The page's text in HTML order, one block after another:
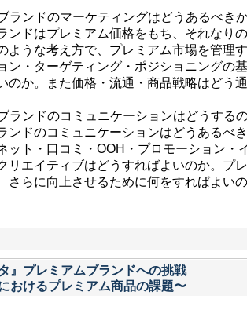
ランドのマーケティングはどうあるべき
ンドはプレミアム価格をもち、それなり
ような考え方で、プレミアム市場を管理
ン・ターゲティング・ポジショニングの
のか。また価格・流通・商品戦略はどう
ランドのコミュニケーションはどうする
ンドのコミュニケーションはどうあるべ
ット・口コミ・OOH・プロモーション・
リエイティブはどうすればよいのか。プ
さらに向上させるために何をすればよい
』プレミアムブランドへの挑戦
おけるプレミアム商品の課題〜